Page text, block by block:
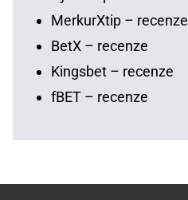
MerkurXtip – recenze
BetX – recenze
Kingsbet – recenze
fBET – recenze